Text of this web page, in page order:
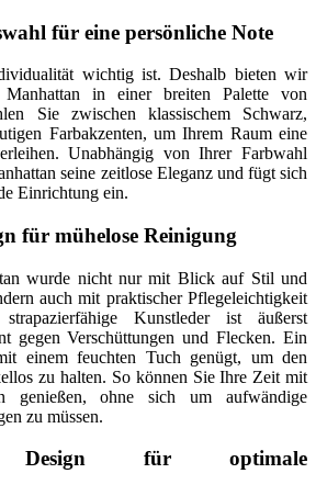
für eine persönliche Note
wichtig ist. Deshalb bieten wir
in einer breiten Palette von
Sie zwischen klassischem Schwarz,
Farbakzenten, um Ihrem Raum eine
Unabhängig von Ihrer Farbwahl
seine zeitlose Eleganz und fügt sich
Einrichtung ein.
für mühelose Reinigung
wurde nicht nur mit Blick auf Stil und
auch mit praktischer Pflegeleichtigkeit
Kunstleder ist äußerst
gegen Verschüttungen und Flecken. Ein
einem feuchten Tuch genügt, um den
zu halten. So können Sie Ihre Zeit mit
genießen, ohne sich um aufwändige
zu müssen.
Design für optimale